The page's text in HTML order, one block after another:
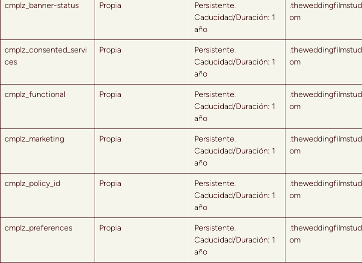
cmplz_banner-status Propia
Persistente.
Caducidad/Duración: 1
año
om
cmplz_consented_servi
ces
Propia
Persistente.
Caducidad/Duración: 1
año
om
cmplz_functional Propia
Persistente.
Caducidad/Duración: 1
año
om
cmplz_marketing Propia
Persistente.
Caducidad/Duración: 1
año
om
cmplz_policy_id Propia
Persistente.
Caducidad/Duración: 1
año
om
cmplz_preferences Propia
Persistente.
Caducidad/Duración: 1
año
om